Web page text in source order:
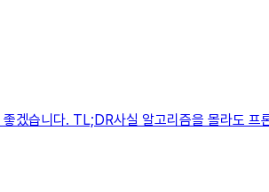
겠습니다. TL;DR사실 알고리즘을 몰라도